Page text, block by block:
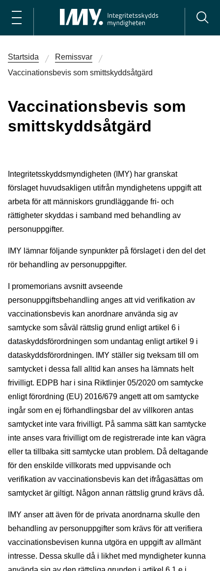
Startsida
Remissvar
Vaccinationsbevis som smittskydds­åtgärd
Vaccinationsbevis som
smittskydds­åtgärd
Integritetsskyddsmyndigheten (IMY) har granskat
förslaget huvudsakligen utifrån myndighetens uppgift att
arbeta för att människors grundläggande fri- och
rättigheter skyddas i samband med behandling av
personuppgifter.
IMY lämnar följande synpunkter på förslaget i den del det
rör behandling av personuppgifter.
I promemorians avsnitt avseende
personuppgiftsbehandling anges att vid verifikation av
vaccinationsbevis kan anordnare använda sig av
samtycke som såväl rättslig grund enligt artikel 6 i
dataskyddsförordningen som undantag enligt artikel 9 i
dataskyddsförordningen. IMY ställer sig tveksam till om
samtycket i dessa fall alltid kan anses ha lämnats helt
frivilligt. EDPB har i sina Riktlinjer 05/2020 om samtycke
enligt förordning (EU) 2016/679 angett att om samtycke
ingår som en ej förhandlingsbar del av villkoren antas
samtycket inte vara frivilligt. På samma sätt kan samtycke
inte anses vara frivilligt om de registrerade inte kan vägra
eller ta tillbaka sitt samtycke utan problem. Då deltagande
för den enskilde villkorats med uppvisande och
verifikation av vaccinationsbevis kan det ifrågasättas om
samtycket är giltigt. Någon annan rättslig grund krävs då.
IMY anser att även för de privata anordnarna skulle den
behandling av personuppgifter som krävs för att verifiera
vaccinationsbevisen kunna utgöra en uppgift av allmänt
intresse. Dessa skulle då i likhet med myndigheter kunna